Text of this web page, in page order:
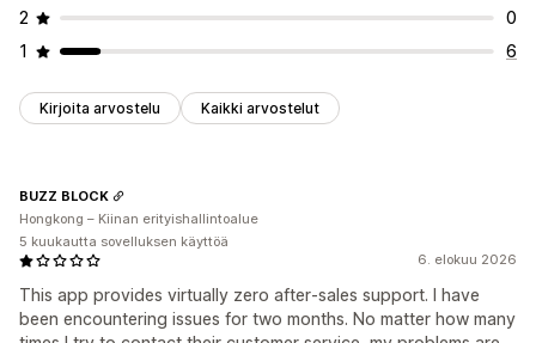
2
0
1
6
Kirjoita arvostelu Kaikki arvostelut
6. elokuu 2026
This app provides virtually zero after‑sales support. I have
been encountering issues for two months. No matter how many
BUZZ BLOCK
Hongkong – Kiinan erityishallintoalue
5 kuukautta sovelluksen käyttöä